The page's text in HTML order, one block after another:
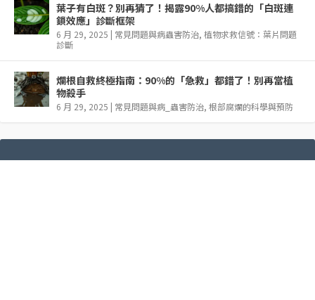
葉子有白斑？別再猜了！揭露90%人都搞錯的「白斑連
鎖效應」診斷框架
6 月 29, 2025 常見問題與病蟲害防治, 植物求救信號：葉片問題
診斷
爛根自救終極指南：90%的「急救」都錯了！別再當植
物殺手
6 月 29, 2025 常見問題與病_蟲害防治, 根部腐爛的科學與預防